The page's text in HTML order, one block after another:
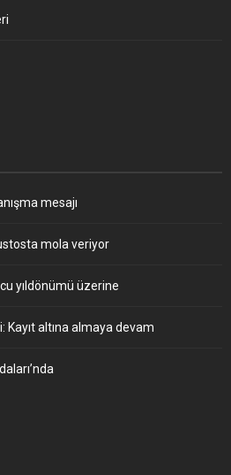
mesajı
mola veriyor
yıldönümü üzerine
Kayıt altına almaya devam